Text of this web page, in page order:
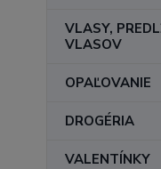
VLASY,
VLASOV
OPAĽOVANIE
DROGÉRIA
VALENTÍNKY